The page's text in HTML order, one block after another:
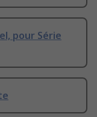
pour Série